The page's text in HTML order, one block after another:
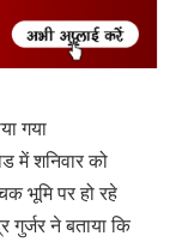
गया
में शनिवार को
भूमि पर हो रहे
गुर्जर ने बताया कि